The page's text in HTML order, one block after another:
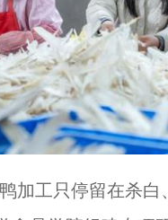
工只停留在杀白